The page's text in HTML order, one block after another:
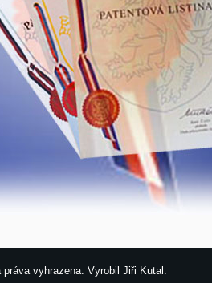
vyhrazena. Vyrobil Jiři Kutal